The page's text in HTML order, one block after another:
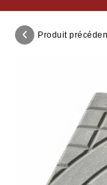
Produit